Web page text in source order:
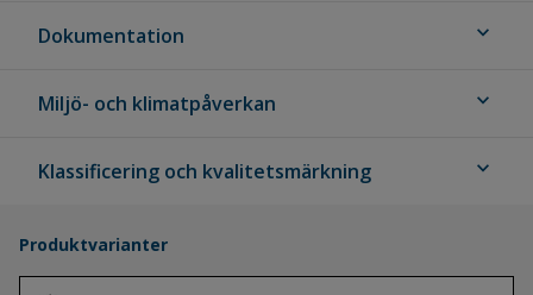
Dokumentation expand_more
Miljö- och klimatpåverkan expand_more
Klassificering och kvalitetsmärkning expand_more
Produktvarianter